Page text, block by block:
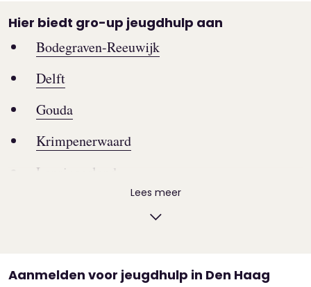
Hier biedt gro-up jeugdhulp aan
Bodegraven-Reeuwijk
Delft
Gouda
Krimpenerwaard
Lansingerland
Midden-Delfland
Lees meer
Aanmelden voor jeugdhulp in Den Haag